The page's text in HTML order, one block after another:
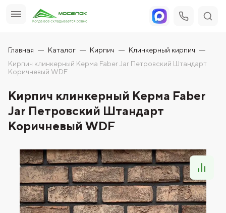
Главная Каталог Кирпич
Клинкерный кирпич
Кирпич клинкерный Керма Faber Jar Петровский Штандарт
Коричневый WDF
Кирпич клинкерный Керма Faber
Jar Петровский Штандарт
Коричневый WDF